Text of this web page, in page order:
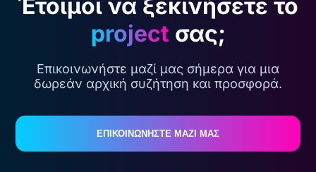
Έτοιμοι να ξεκινήσετε το
project σας;
Επικοινωνήστε μαζί μας σήμερα για μια
δωρεάν αρχική συζήτηση και προσφορά.
ΕΠΙΚΟΙΝΩΝΗΣΤΕ ΜΑΖΙ ΜΑΣ